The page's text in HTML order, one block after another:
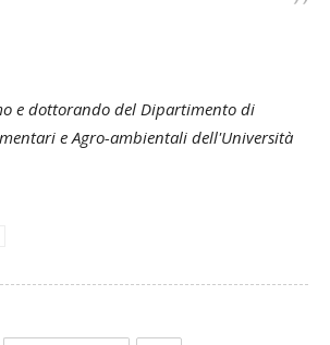
e dottorando del Dipartimento di
e Agro-ambientali dell'Università